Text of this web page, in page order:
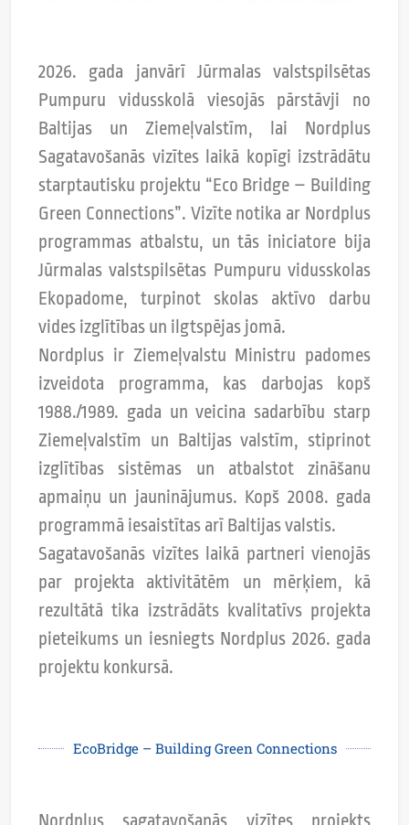
2026. gada janvārī Jūrmalas valstspilsētas
Pumpuru vidusskolā viesojās pārstāvji no
Baltijas un Ziemeļvalstīm, lai Nordplus
Sagatavošanās vizītes laikā kopīgi izstrādātu
starptautisku projektu “Eco Bridge – Building
Green Connections”. Vizīte notika ar Nordplus
programmas atbalstu, un tās iniciatore bija
Jūrmalas valstspilsētas Pumpuru vidusskolas
Ekopadome, turpinot skolas aktīvo darbu
vides izglītības un ilgtspējas jomā.
Nordplus ir Ziemeļvalstu Ministru padomes
izveidota programma, kas darbojas kopš
1988./1989. gada un veicina sadarbību starp
Ziemeļvalstīm un Baltijas valstīm, stiprinot
izglītības sistēmas un atbalstot zināšanu
apmaiņu un jauninājumus. Kopš 2008. gada
programmā iesaistītas arī Baltijas valstis.
Sagatavošanās vizītes laikā partneri vienojās
par projekta aktivitātēm un mērķiem, kā
rezultātā tika izstrādāts kvalitatīvs projekta
pieteikums un iesniegts Nordplus 2026. gada
projektu konkursā.
EcoBridge – Building Green Connections